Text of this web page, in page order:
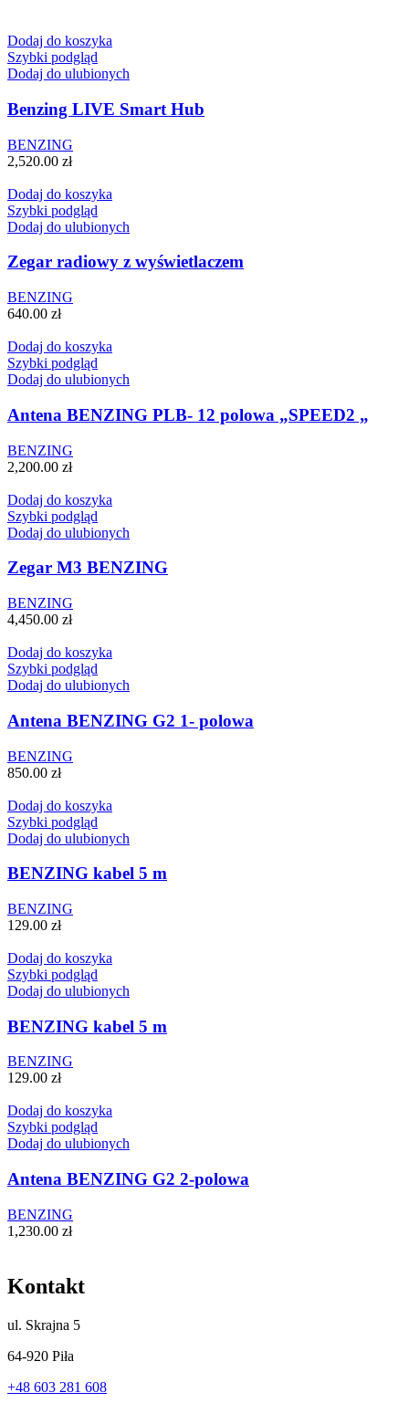
Dodaj do koszyka
Szybki podgląd
Dodaj do ulubionych
Benzing LIVE Smart Hub
BENZING
2,520.00 zł
Dodaj do koszyka
Szybki podgląd
Dodaj do ulubionych
Zegar radiowy z wyświetlaczem
BENZING
640.00 zł
Dodaj do koszyka
Szybki podgląd
Dodaj do ulubionych
Antena BENZING PLB- 12 polowa „SPEED2 „
BENZING
2,200.00 zł
Dodaj do koszyka
Szybki podgląd
Dodaj do ulubionych
Zegar M3 BENZING
BENZING
4,450.00 zł
Dodaj do koszyka
Szybki podgląd
Dodaj do ulubionych
Antena BENZING G2 1- polowa
BENZING
850.00 zł
Dodaj do koszyka
Szybki podgląd
Dodaj do ulubionych
BENZING kabel 5 m
BENZING
129.00 zł
Dodaj do koszyka
Szybki podgląd
Dodaj do ulubionych
BENZING kabel 5 m
BENZING
129.00 zł
Dodaj do koszyka
Szybki podgląd
Dodaj do ulubionych
Antena BENZING G2 2-polowa
BENZING
1,230.00 zł
Kontakt
ul. Skrajna 5
64-920 Piła
+48 603 281 608